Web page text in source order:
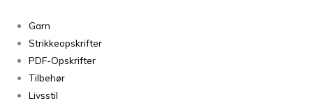
Garn
Strikkeopskrifter
PDF-Opskrifter
Tilbehør
Livsstil